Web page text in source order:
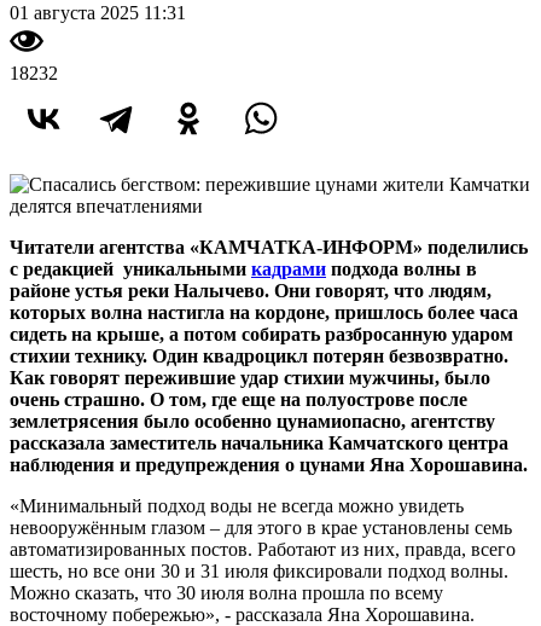
01 августа 2025 11:31
18232
Читатели агентства «КАМЧАТКА-ИНФОРМ» поделились
с редакцией уникальными кадрами подхода волны в
районе устья реки Налычево. Они говорят, что людям,
которых волна настигла на кордоне, пришлось более часа
сидеть на крыше, а потом собирать разбросанную ударом
стихии технику. Один квадроцикл потерян безвозвратно.
Как говорят пережившие удар стихии мужчины, было
очень страшно. О том, где еще на полуострове после
землетрясения было особенно цунамиопасно, агентству
рассказала заместитель начальника Камчатского центра
наблюдения и предупреждения о цунами Яна Хорошавина.
«Минимальный подход воды не всегда можно увидеть
невооружённым глазом – для этого в крае установлены семь
автоматизированных постов. Работают из них, правда, всего
шесть, но все они 30 и 31 июля фиксировали подход волны.
Можно сказать, что 30 июля волна прошла по всему
восточному побережью», - рассказала Яна Хорошавина.